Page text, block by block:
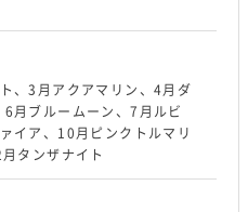
、3月アクアマリン、4月ダ
月ブルームーン、7月ルビ
イア、10月ピンクトルマリ
タンザナイト